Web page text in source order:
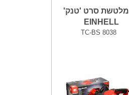
מלטשת סרט 'טנק'
EINHELL
TC-BS 8038